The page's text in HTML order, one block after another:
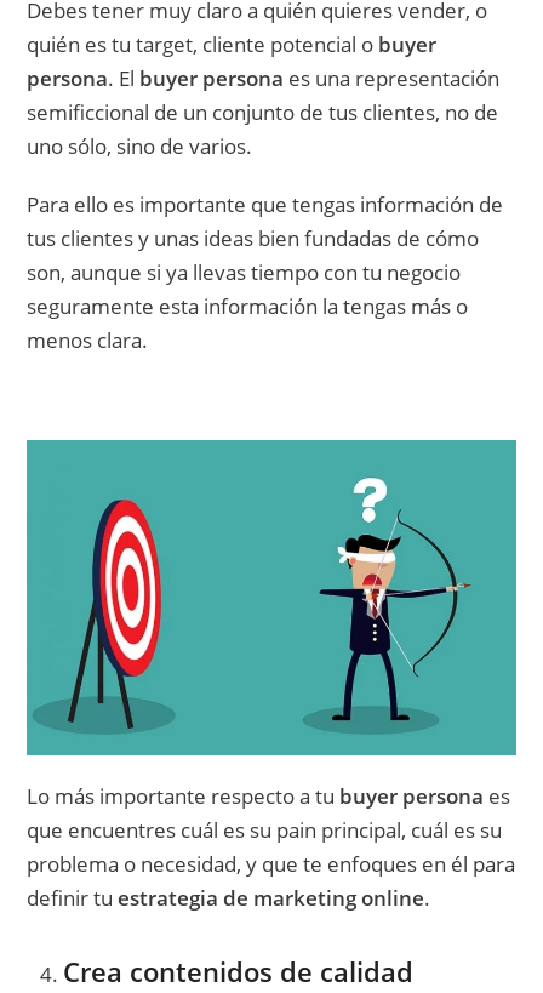
Debes tener muy claro a quién quieres vender, o
quién es tu target, cliente potencial o buyer
persona. El buyer persona es una representación
semificcional de un conjunto de tus clientes, no de
uno sólo, sino de varios.
Para ello es importante que tengas información de
tus clientes y unas ideas bien fundadas de cómo
son, aunque si ya llevas tiempo con tu negocio
seguramente esta información la tengas más o
menos clara.
Lo más importante respecto a tu buyer persona es
que encuentres cuál es su pain principal, cuál es su
problema o necesidad, y que te enfoques en él para
definir tuestrategia de marketing online.
Crea contenidos de calidad